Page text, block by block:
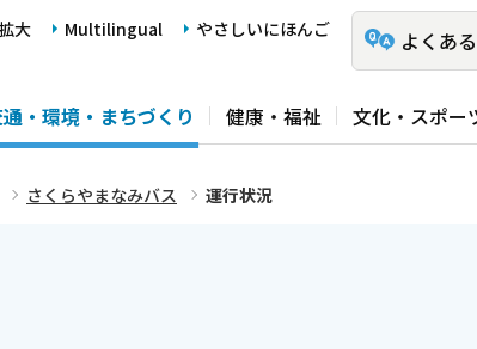
大 Multilingual やさしいにほんご よくあ
・環境・まちづくり 健康・福祉 文化・スポー
さくらやまなみバス 運行状況